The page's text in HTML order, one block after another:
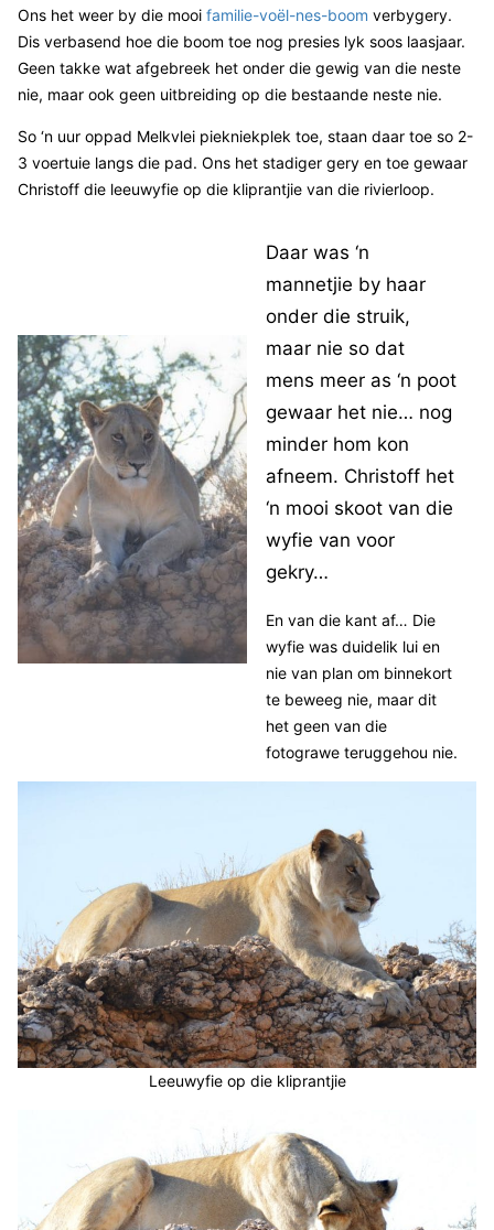
Ons het weer by die mooi familie-voël-nes-boom verbygery.
Dis verbasend hoe die boom toe nog presies lyk soos laasjaar.
Geen takke wat afgebreek het onder die gewig van die neste
nie, maar ook geen uitbreiding op die bestaande neste nie.
So ‘n uur oppad Melkvlei piekniekplek toe, staan daar toe so 2-
3 voertuie langs die pad. Ons het stadiger gery en toe gewaar
Christoff die leeuwyfie op die kliprantjie van die rivierloop.
Daar was ‘n
mannetjie by haar
onder die struik,
maar nie so dat
mens meer as ‘n poot
gewaar het nie… nog
minder hom kon
afneem. Christoff het
‘n mooi skoot van die
wyfie van voor
gekry…
En van die kant af… Die
wyfie was duidelik lui en
nie van plan om binnekort
te beweeg nie, maar dit
het geen van die
fotograwe teruggehou nie.
Leeuwyfie op die kliprantjie